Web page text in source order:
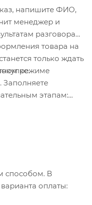
напишите ФИО,
менеджер и
разговора
товара на
только ждать
режиме
этапам:
способом. В
оплаты: